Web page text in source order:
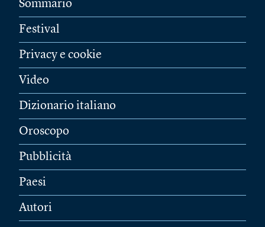
Sommario
Festival
Privacy e cookie
Video
Dizionario italiano
Oroscopo
Pubblicità
Paesi
Autori